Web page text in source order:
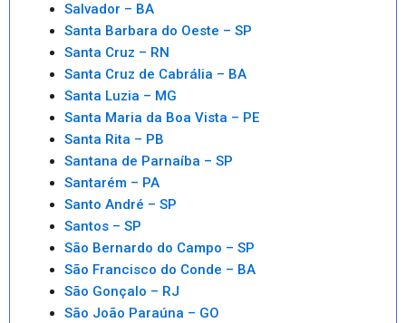
Salvador – BA
Santa Barbara do Oeste – SP
Santa Cruz – RN
Santa Cruz de Cabrália – BA
Santa Luzia – MG
Santa Maria da Boa Vista – PE
Santa Rita – PB
Santana de Parnaíba – SP
Santarém – PA
Santo André – SP
Santos – SP
São Bernardo do Campo – SP
São Francisco do Conde – BA
São Gonçalo – RJ
São João Paraúna – GO